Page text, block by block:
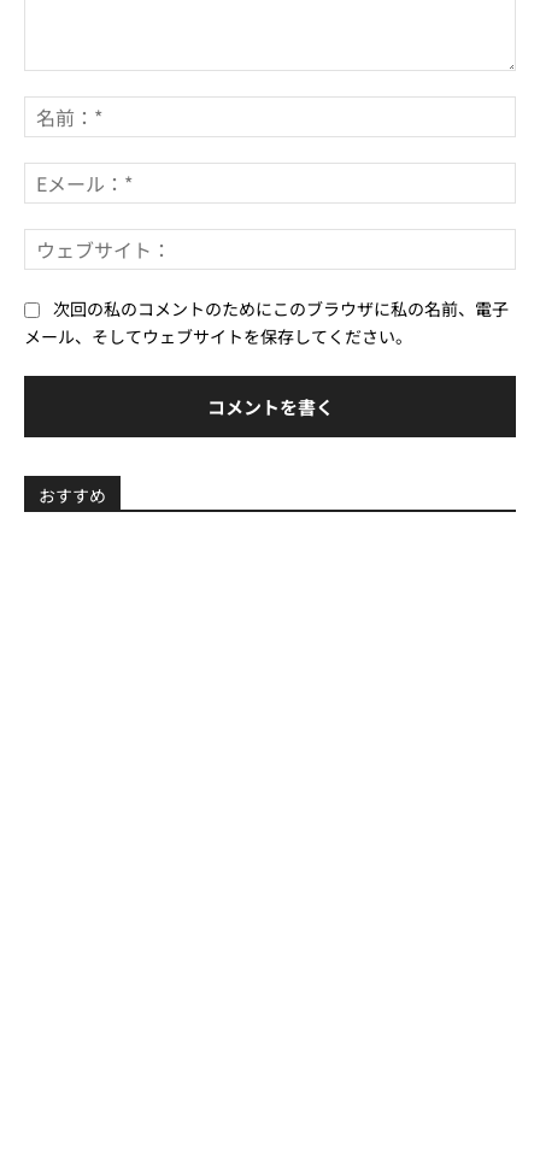
メ
ン
ト：
前
*
メ
ー
*ェ
次回の私のコメントのためにこのブラウザに私の名前、電子
メール、そしてウェブサイトを保存してください。
おすすめ